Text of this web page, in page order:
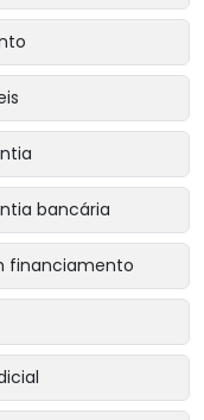
bancária
financiamento